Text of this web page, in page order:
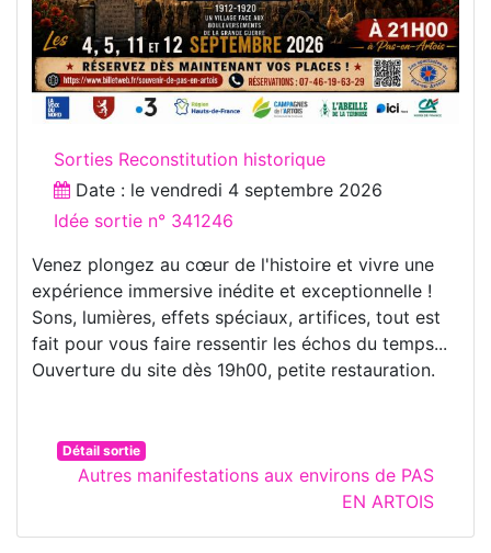
Sorties Reconstitution historique
Date : le vendredi 4 septembre 2026
Idée sortie n° 341246
Venez plongez au cœur de l'histoire et vivre une
expérience immersive inédite et exceptionnelle !
Sons, lumières, effets spéciaux, artifices, tout est
fait pour vous faire ressentir les échos du temps...
Ouverture du site dès 19h00, petite restauration.
Détail sortie
Autres manifestations aux environs de PAS
EN ARTOIS